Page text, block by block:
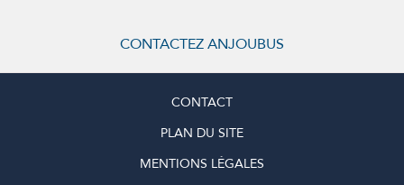
CONTACTEZ ANJOUBUS
CONTACT
PLAN DU SITE
MENTIONS LÉGALES